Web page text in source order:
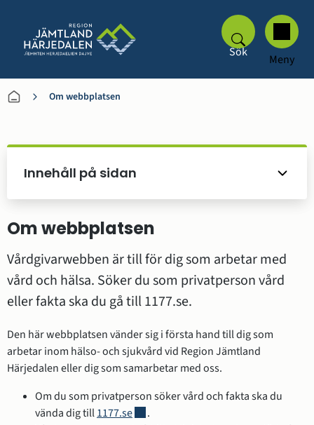
Sök Meny
Om webbplatsen
Innehåll på sidan
Om webbplatsen
Vårdgivarwebben är till för dig som arbetar med
vård och hälsa. Söker du som privatperson vård
eller fakta ska du gå till 1177.se.
Den här webbplatsen vänder sig i första hand till dig som
arbetar inom hälso- och sjukvård vid Region Jämtland
Härjedalen eller dig som samarbetar med oss.
Om du som privatperson söker vård och fakta ska du
vända dig till 1177.seLänk till annan webbplats.
.